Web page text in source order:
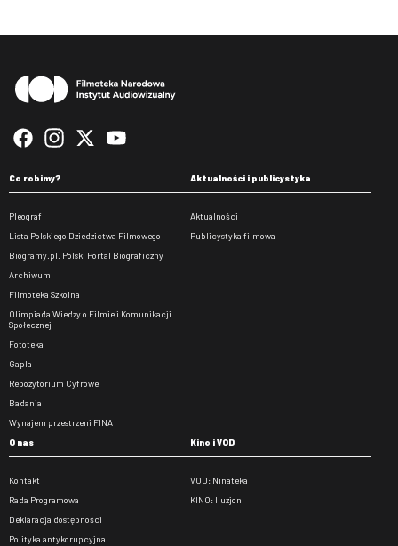
Co robimy?
Pleograf
Lista Polskiego Dziedzictwa Filmowego
Biogramy.pl. Polski Portal Biograficzny
Archiwum
Filmoteka Szkolna
Olimpiada Wiedzy o Filmie i Komunikacji
Społecznej
Fototeka
Gapla
Repozytorium Cyfrowe
Badania
Wynajem przestrzeni FINA
Aktualności i publicystyka
Aktualności
Publicystyka filmowa
O nas
Kontakt
Rada Programowa
Deklaracja dostępności
Polityka antykorupcyjna
Kino i VOD
VOD: Ninateka
KINO: Iluzjon